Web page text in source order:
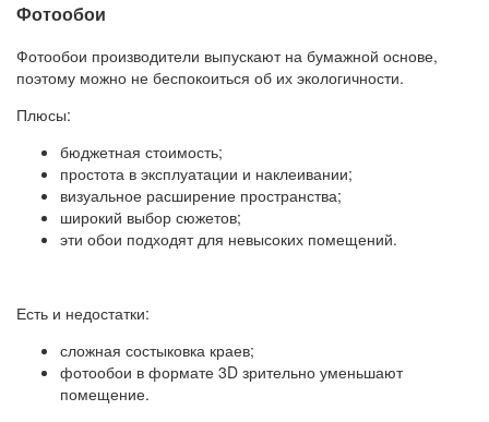
Фотообои
Фотообои производители выпускают на бумажной основе,
поэтому можно не беспокоиться об их экологичности.
Плюсы:
бюджетная стоимость;
простота в эксплуатации и наклеивании;
визуальное расширение пространства;
широкий выбор сюжетов;
эти обои подходят для невысоких помещений.
Есть и недостатки:
сложная состыковка краев;
фотообои в формате 3D зрительно уменьшают
помещение.